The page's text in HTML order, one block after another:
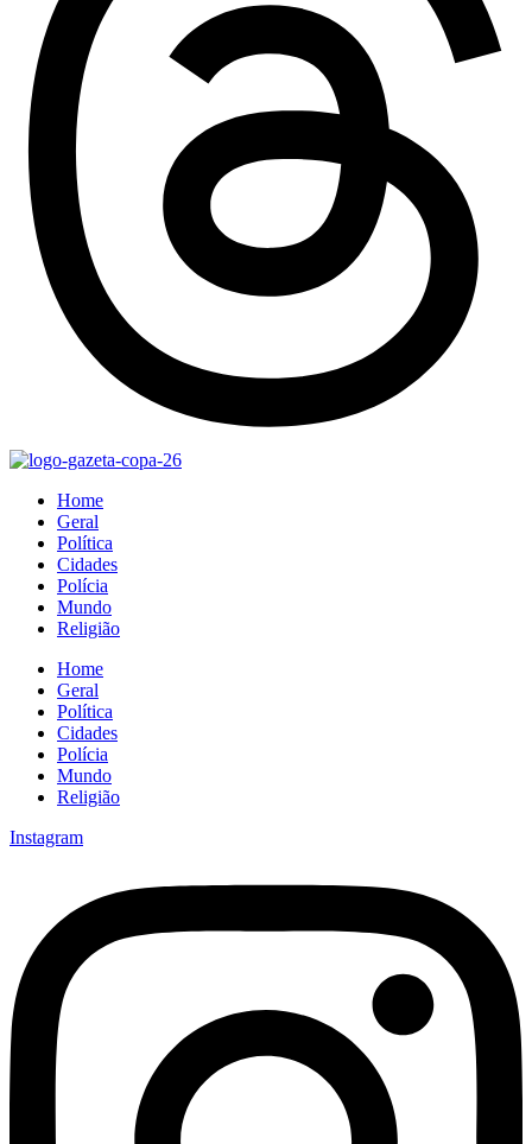
Home
Geral
Política
Cidades
Polícia
Mundo
Religião
Home
Geral
Política
Cidades
Polícia
Mundo
Religião
Instagram